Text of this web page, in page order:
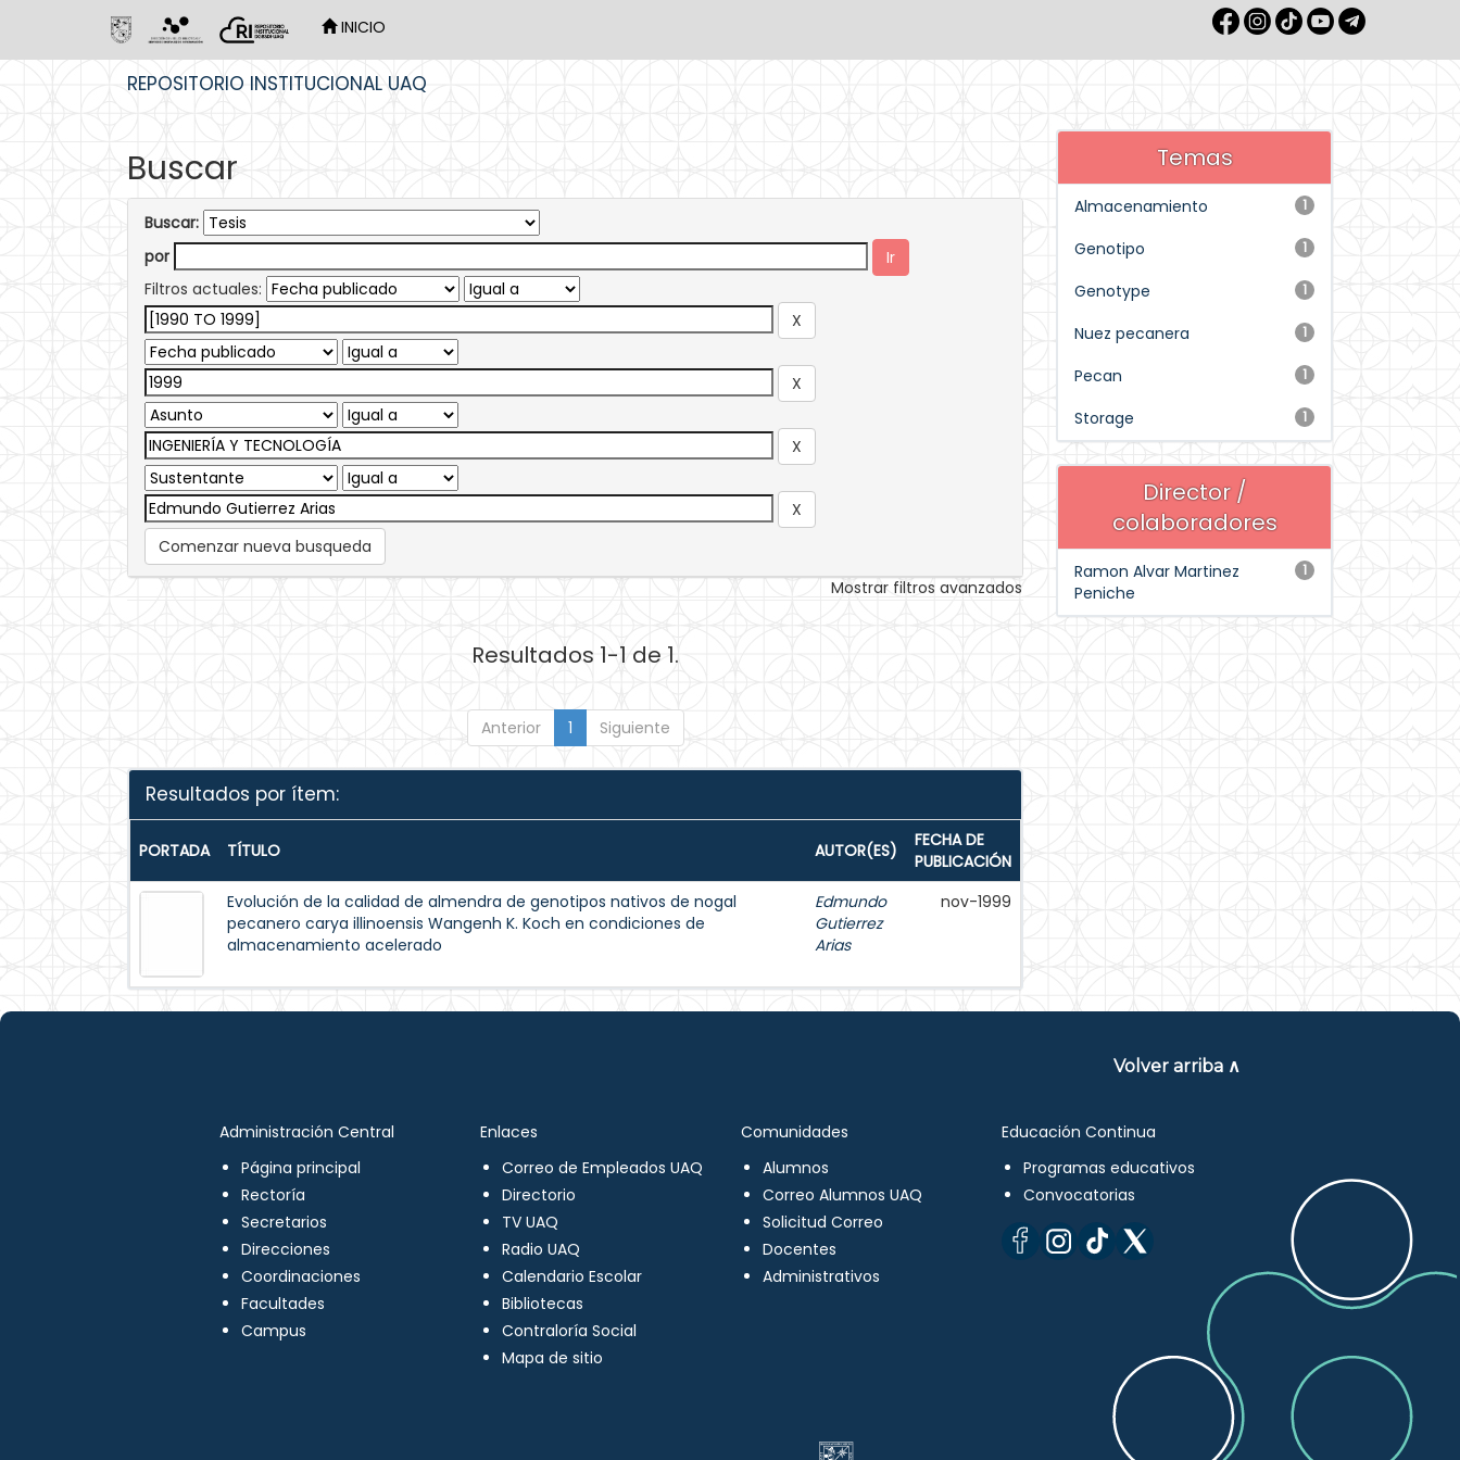
INICIO
REPOSITORIO INSTITUCIONAL UAQ
Buscar
Buscar:
por
Filtros actuales:
Comenzar nueva busqueda
Mostrar filtros avanzados
Resultados 1-1 de 1.
Anterior 1 Siguiente
Resultados por ítem:
PORTADA TÍTULO AUTOR(ES)
FECHA DE
PUBLICACIÓN
Evolución de la calidad de almendra de genotipos nativos de nogal
pecanero carya illinoensis Wangenh K. Koch en condiciones de
almacenamiento acelerado
Edmundo
Gutierrez
Arias
nov-1999
Temas
1
Almacenamiento
1
Genotipo
1
Genotype
1
Nuez pecanera
1
Pecan
1
Storage
Director /
colaboradores
1
Ramon Alvar Martinez
Peniche
Volver arriba ∧
Administración Central
Página principal
Rectoría
Secretarios
Direcciones
Coordinaciones
Facultades
Campus
Enlaces
Correo de Empleados UAQ
Directorio
TV UAQ
Radio UAQ
Calendario Escolar
Bibliotecas
Contraloría Social
Mapa de sitio
Comunidades
Alumnos
Correo Alumnos UAQ
Solicitud Correo
Docentes
Administrativos
Educación Continua
Programas educativos
Convocatorias